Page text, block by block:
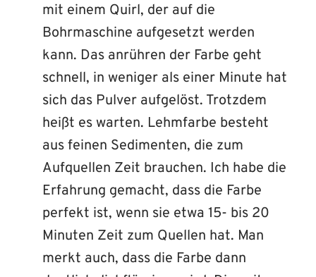
mit einem Quirl, der auf die
Bohrmaschine aufgesetzt werden
kann. Das anrühren der Farbe geht
schnell, in weniger als einer Minute hat
sich das Pulver aufgelöst. Trotzdem
heißt es warten. Lehmfarbe besteht
aus feinen Sedimenten, die zum
Aufquellen Zeit brauchen. Ich habe die
Erfahrung gemacht, dass die Farbe
perfekt ist, wenn sie etwa 15- bis 20
Minuten Zeit zum Quellen hat. Man
merkt auch, dass die Farbe dann